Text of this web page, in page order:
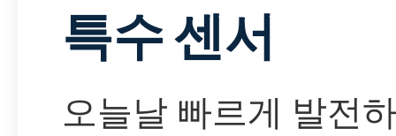
특수 센서
오늘날 빠르게 발전